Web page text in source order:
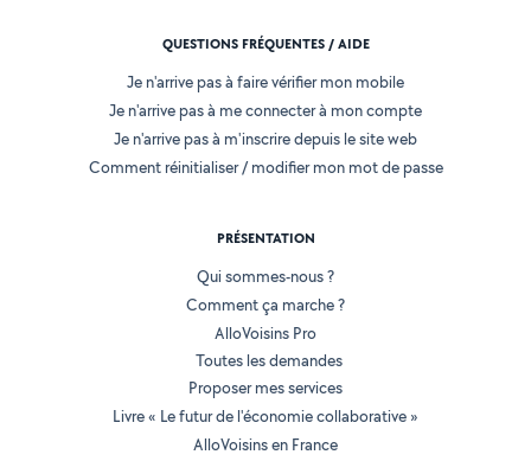
QUESTIONS FRÉQUENTES / AIDE
Je n'arrive pas à faire vérifier mon mobile
Je n'arrive pas à me connecter à mon compte
Je n'arrive pas à m'inscrire depuis le site web
Comment réinitialiser / modifier mon mot de passe
PRÉSENTATION
Qui sommes-nous ?
Comment ça marche ?
AlloVoisins Pro
Toutes les demandes
Proposer mes services
Livre « Le futur de l'économie collaborative »
AlloVoisins en France